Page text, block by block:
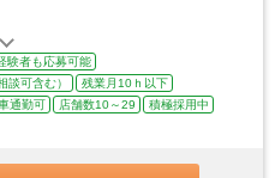
験者も応募可能
談可含む）
残業月10ｈ以下
通勤可 店舗数10～29
積極採用中